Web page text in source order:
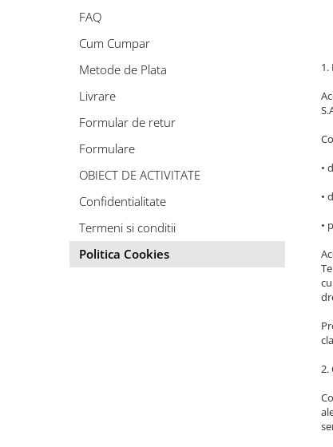
1.
•
•
•
2.
FAQ
Cum Cumpar
Metode de Plata
Livrare
Formular de retur
Formulare
OBIECT DE ACTIVITATE
Confidentialitate
Termeni si conditii
Politica Cookies